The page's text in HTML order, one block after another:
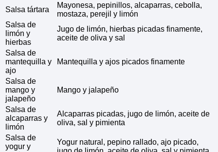
Salsa tártara
Mayonesa, pepinillos, alcaparras, cebolla,
mostaza, perejil y limón
Salsa de
limón y
hierbas
Jugo de limón, hierbas picadas finamente,
aceite de oliva y sal
Salsa de
mantequilla y
ajo
Mantequilla y ajos picados finamente
Salsa de
mango y
jalapeño
Mango y jalapeño
Salsa de
alcaparras y
limón
Alcaparras picadas, jugo de limón, aceite de
oliva, sal y pimienta
Salsa de
yogur y
Yogur natural, pepino rallado, ajo picado,